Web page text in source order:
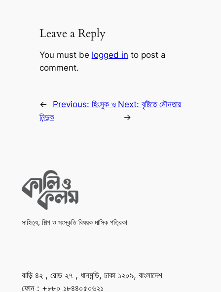
Leave a Reply
You must be logged in to post a
comment.
← Previous: হিংসুক ও
নিন্দুক
Next: বৃষ্টিতে মৌনতায়
→
সাহিত্য, শিল্প ও সংস্কৃতি বিষয়ক মাসিক পত্রিকা
বাড়ি ৪২ , রোড ২৭ , ধানমন্ডি, ঢাকা ১২০৯, বাংলাদেশ
ফোন : +৮৮০ ১৮৪৪০৫০৬২১